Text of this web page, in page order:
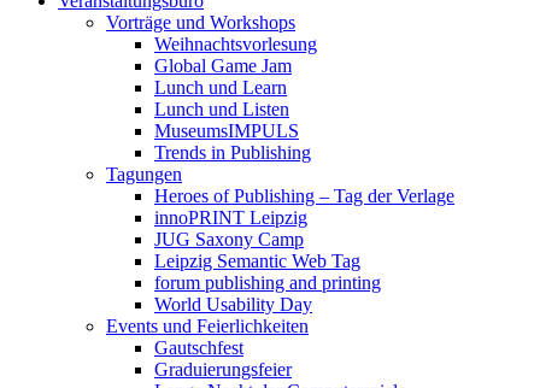
Vorträge und Workshops
Weihnachtsvorlesung
Global Game Jam
Lunch und Learn
Lunch und Listen
MuseumsIMPULS
Trends in Publishing
Tagungen
Heroes of Publishing – Tag der Verlage
innoPRINT Leipzig
JUG Saxony Camp
Leipzig Semantic Web Tag
forum publishing and printing
World Usability Day
Events und Feierlichkeiten
Gautschfest
Graduierungsfeier